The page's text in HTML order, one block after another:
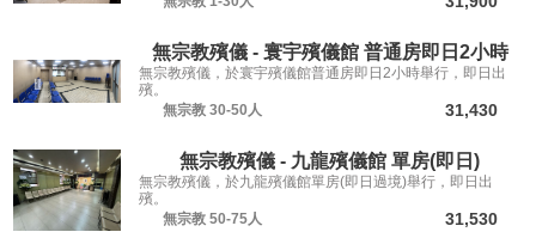
無宗教殯儀 - 寰宇殯儀館 普通房即日2小時
無宗教殯儀，於寰宇殯儀館普通房即日2小時舉行，即日出
殯。
無宗教 30-50人 31,430
無宗教殯儀 - 九龍殯儀館 單房(即日)
無宗教殯儀，於九龍殯儀館單房(即日過境)舉行，即日出
殯。
無宗教 50-75人 31,530